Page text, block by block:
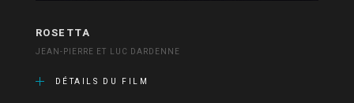
ROSETTA
JEAN-PIERRE ET LUC DARDENNE
DÉTAILS DU FILM